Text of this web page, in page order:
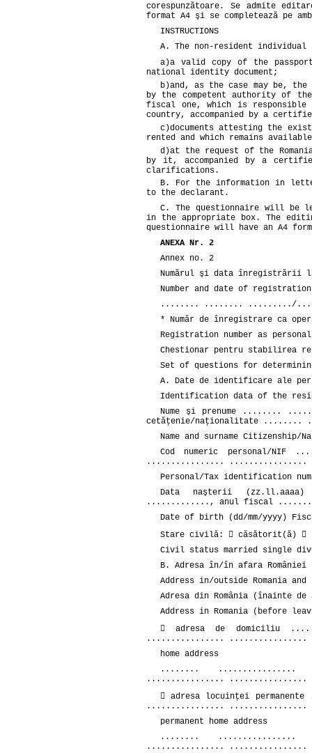
corespunzătoare. Se admite
format A4 şi se completează pe
INSTRUCTIONS
A. The non-resident individual
a)a valid copy of the
national identity document;
b)and, as the case may be,
by the competent authority of
fiscal one, which is
country, accompanied by a
c)documents attesting the
rented and which remains
d)at the request of the
by it, accompanied by a
clarifications.
B. For the information in
to the declarant.
C. The questionnaire will
in the appropriate box. The
questionnaire will have an A4
ANEXA Nr. 2
Annex no. 2
Numărul şi data înregistrării
Number and date of
........ ........ ........./
* Număr de înregistrare ca
Registration number as
Chestionar pentru stabilirea
Set of questions for
A. Date de identificare ale
Identification data of the
Nume şi prenume
cetăţenie/naţionalitate
Name and surname Citizenship/
Cod numeric
................
Personal/Tax identification
Data naşterii
............., anul fiscal
Date of birth (dd/mm/yyyy)
Stare civilă:  căsătorit(ă) 
Civil status married single
B. Adresa în/în afara
Address in/outside Romania
Adresa din România (înainte de
Address in Romania (before
 adresa de
................
home address
........ ................
................
 adresa locuinţei
................
permanent home address
........ ................
................